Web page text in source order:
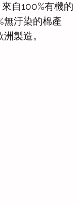
自100%有機的
無汙染的棉產
製造。